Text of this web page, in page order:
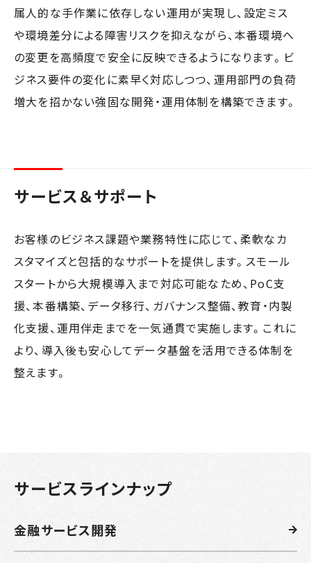
属人的な手作業に依存しない運用が実現し、設定ミス
や環境差分による障害リスクを抑えながら、本番環境へ
の変更を高頻度で安全に反映できるようになります。ビ
ジネス要件の変化に素早く対応しつつ、運用部門の負荷
増大を招かない強固な開発・運用体制を構築できます。
サービス＆サポート
お客様のビジネス課題や業務特性に応じて、柔軟なカ
スタマイズと包括的なサポートを提供します。スモール
スタートから大規模導入まで対応可能なため、PoC支
援、本番構築、データ移行、ガバナンス整備、教育・内製
化支援、運用伴走までを一気通貫で実施します。これに
より、導入後も安心してデータ基盤を活用できる体制を
整えます。
サービスラインナップ
金融サービス開発